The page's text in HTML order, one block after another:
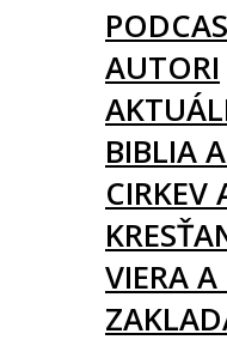
AUTORI
BIBLIA
CIRKEV
VIERA